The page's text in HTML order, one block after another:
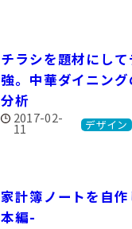
チラシを題材にし
強。中華ダイニン
分析
2017-02-
11 デザイン
家計簿ノートを自
本編-